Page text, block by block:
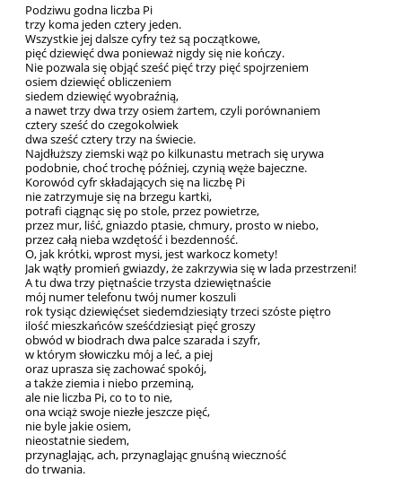
Po­dzi­wu god­na licz­ba Pi
trzy koma je­den czte­ry je­den.
Wszyst­kie jej dal­sze cy­fry też są po­cząt­ko­we,
pięć dzie­więć dwa po­nie­waż ni­g­dy się nie koń­czy.
Nie po­zwa­la się ob­jąć sześć pięć trzy pięć spoj­rze­niem
osiem dzie­więć ob­li­cze­niem
sie­dem dzie­więć wy­obraź­nią,
a na­wet trzy dwa trzy osiem żar­tem, czy­li po­rów­na­niem
czte­ry sześć do cze­go­kol­wiek
dwa sześć czte­ry trzy na świe­cie.
Naj­dłuż­szy ziem­ski wąż po kil­ku­na­stu me­trach się ury­wa
po­dob­nie, choć tro­chę póź­niej, czy­nią węże ba­jecz­ne.
Ko­ro­wód cyfr skła­da­ją­cych się na licz­bę Pi
nie za­trzy­mu­je się na brze­gu kart­ki,
po­tra­fi cią­gnąc się po sto­le, przez po­wie­trze,
przez mur, liść, gniaz­do pta­sie, chmu­ry, pro­sto w nie­bo,
przez całą nie­ba wzdę­tość i bez­den­ność.
O, jak krót­ki, wprost mysi, jest war­kocz ko­me­ty!
Jak wą­tły pro­mień gwiaz­dy, że za­krzy­wia się w lada prze­strze­ni!
A tu dwa trzy pięt­na­ście trzy­sta dzie­więt­na­ście
mój nu­mer te­le­fo­nu twój nu­mer ko­szu­li
rok ty­siąc dzie­więć­set sie­dem­dzie­sią­ty trze­ci szó­ste pię­tro
ilość miesz­kań­ców sześć­dzie­siąt pięć gro­szy
ob­wód w bio­drach dwa pal­ce sza­ra­da i szyfr,
w któ­rym sło­wicz­ku mój a leć, a piej
oraz upra­sza się za­cho­wać spo­kój,
a tak­że zie­mia i nie­bo prze­mi­ną,
ale nie licz­ba Pi, co to to nie,
ona wciąż swo­je nie­złe jesz­cze pięć,
nie byle ja­kie osiem,
nie­ostat­nie sie­dem,
przy­na­gla­jąc, ach, przy­na­gla­jąc gnu­śną wiecz­ność
do trwa­nia.